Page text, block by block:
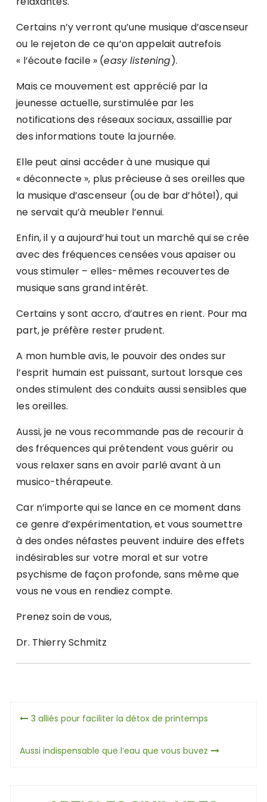
Certains n’y verront qu’une musique d’ascenseur
ou le rejeton de ce qu’on appelait autrefois
« l’écoute facile » (easy listening).
Mais ce mouvement est apprécié par la
jeunesse actuelle, surstimulée par les
notifications des réseaux sociaux, assaillie par
des informations toute la journée.
Elle peut ainsi accéder à une musique qui
« déconnecte », plus précieuse à ses oreilles que
la musique d’ascenseur (ou de bar d’hôtel), qui
ne servait qu’à meubler l’ennui.
Enfin, il y a aujourd’hui tout un marché qui se crée
avec des fréquences censées vous apaiser ou
vous stimuler – elles-mêmes recouvertes de
musique sans grand intérêt.
Certains y sont accro, d’autres en rient. Pour ma
part, je préfère rester prudent.
A mon humble avis, le pouvoir des ondes sur
l’esprit humain est puissant, surtout lorsque ces
ondes stimulent des conduits aussi sensibles que
les oreilles.
Aussi, je ne vous recommande pas de recourir à
des fréquences qui prétendent vous guérir ou
vous relaxer sans en avoir parlé avant à un
musico-thérapeute.
Car n’importe qui se lance en ce moment dans
ce genre d’expérimentation, et vous soumettre
à des ondes néfastes peuvent induire des effets
indésirables sur votre moral et sur votre
psychisme de façon profonde, sans même que
vous ne vous en rendiez compte.
Prenez soin de vous,
Dr. Thierry Schmitz
Navigation
l’article
3 alliés pour faciliter la détox de printemps
Aussi indispensable que l’eau que vous buvez